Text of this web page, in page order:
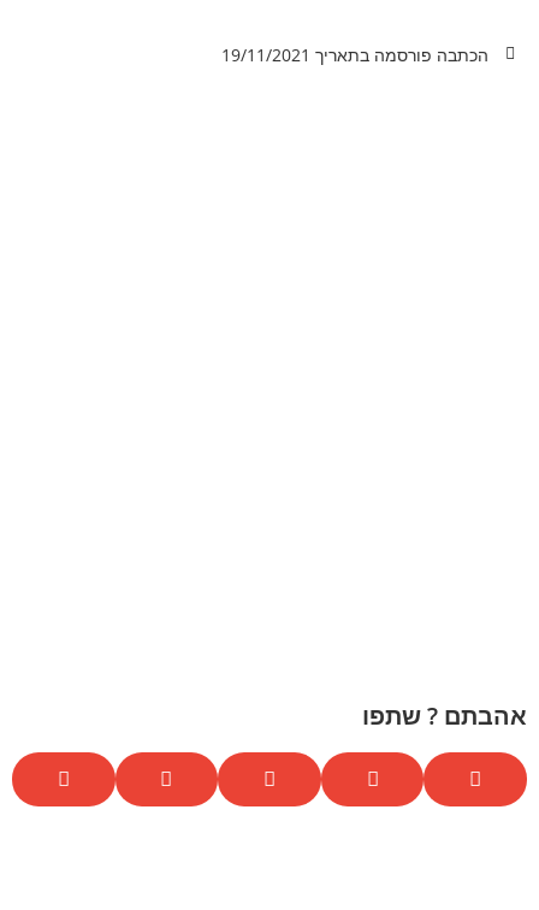
הכתבה פורסמה בתאריך 19/11/2021
אהבתם ? שתפו